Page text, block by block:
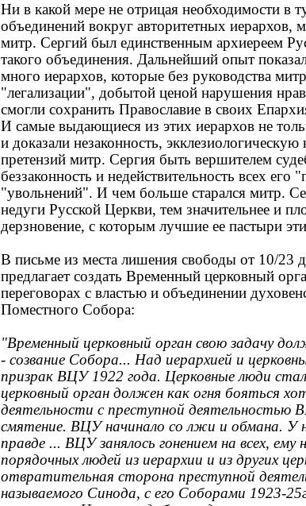
Ни в какой мере не отрицая необходимости в
объединений вокруг авторитетных иерархов,
митр. Сергий был единственным архиереем
такого объединения. Дальнейший опыт
много иерархов, которые без руководства
"легализации", добытой ценой нарушения
смогли сохранить Православие в своих
И самые выдающиеся из этих иерархов не
и доказали незаконность,
претензий митр. Сергия быть вершителем
беззаконность и недействительность всех
"увольнений". И чем больше старался митр.
недуги Русской Церкви, тем значительнее и
дерзновение, с которым лучшие ее пастыри
В письме из места лишения свободы от 10/23
предлагает создать Временный церковный
переговорах с властью и объединении
Поместного Собора:
"Временный церковный орган свою задачу
- созвание Собора... Над иерархией и
призрак ВЦУ 1922 года. Церковные люди
церковный орган должен как огня бояться
деятельности с преступной деятельностью
смятение. ВЦУ начинало со лжи и обмана. У
правде ... ВЦУ занялось гонением на всех,
порядочных людей из иерархии и из других
отвратительная сторона преступной
называемого Синода, с его Соборами 1923-